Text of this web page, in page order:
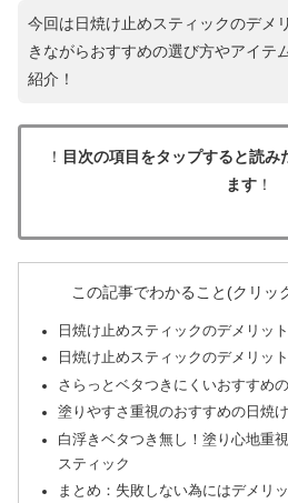
今回は日焼け止めスティックのデメ
きながらおすすめの選び方やアイテ
紹介！
！ 目次の項目をタップすると読み
ます ！
この記事でわかること(クリッ
日焼け止めスティックのデメリッ
日焼け止めスティックのデメリッ
さらっとベタつきにくいおすすめ
塗りやすさ重視のおすすめの日焼
白浮きベタつき無し！塗り心地重
スティック
まとめ：失敗しない為にはデメリ